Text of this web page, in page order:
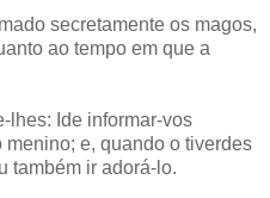
secretamente os magos,
ao tempo em que a
lhes: Ide informar-vos
e, quando o tiverdes
também ir adorá-lo.